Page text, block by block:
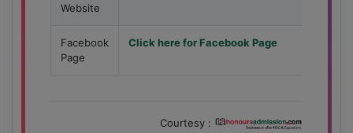
Website
Facebook
Page
Click here for Facebook Page
Courtesy :